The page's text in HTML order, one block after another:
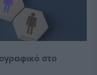
στο